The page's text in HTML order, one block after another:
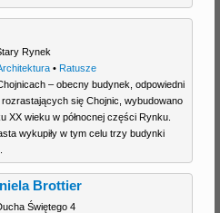
Rynek
• Ratusze
– obecny budynek, odpowiedni
się Chojnic, wybudowano
XX wieku w północnej części Rynku.
wykupiły w tym celu trzy budynki
Brottier
Świętego 4